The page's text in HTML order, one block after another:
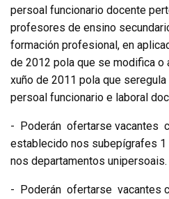
persoal funcionario docente
profesores de ensino
formación profesional, en
de 2012 pola que se modifica o
xuño de 2011 pola que
persoal funcionario e laboral
- Poderán ofertarse vacantes
establecido nos subepígrafes
nos departamentos unipersoais.
- Poderán ofertarse vacantes